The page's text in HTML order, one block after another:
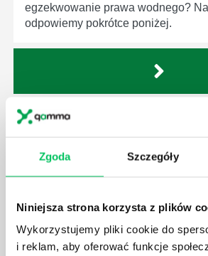
Zgoda Szczegóły
Niniejsza strona korzysta z plików
Wykorzystujemy pliki cookie do
i reklam, aby oferować funkcje
egzekwowanie prawa wodnego?
odpowiemy pokrótce poniżej.
GDZIE MOŻEMY ZAPOZNAĆ SIĘ Z
MEDYCZNYCH?
które mają za zadanie poprawić
będą zobowiązane przestrzegać
wprowadzenie dąży do